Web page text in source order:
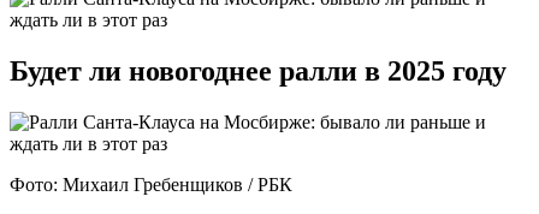
Будет ли новогоднее ралли в 2025 году
Фото: Михаил Гребенщиков / РБК